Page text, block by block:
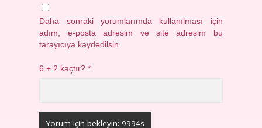
Daha sonraki yorumlarımda kullanılması için
adım, e-posta adresim ve site adresim bu
tarayıcıya kaydedilsin.
6 + 2 kaçtır?*